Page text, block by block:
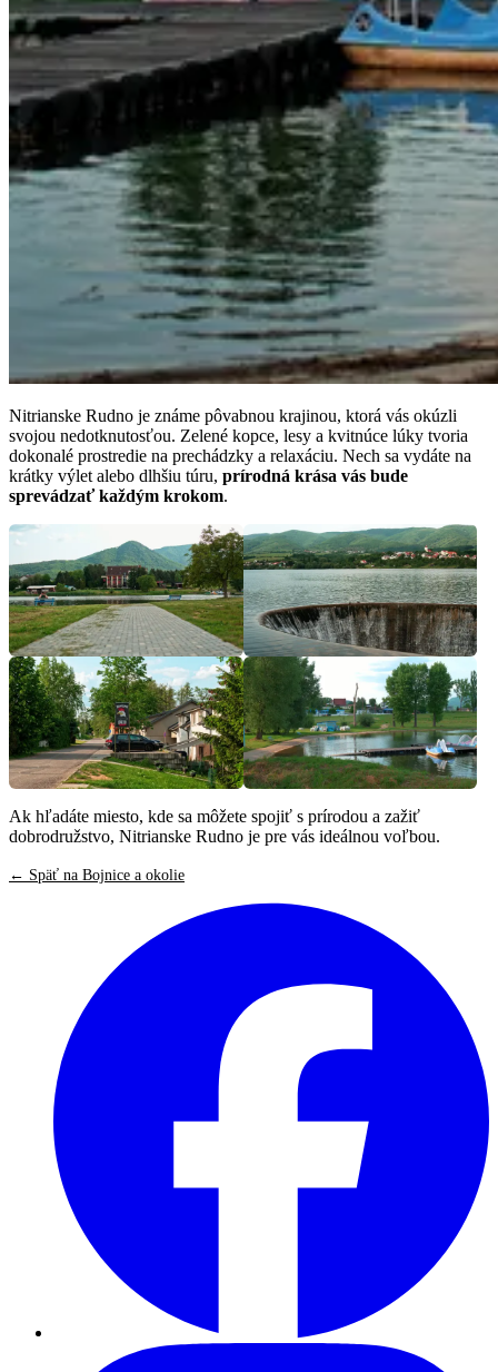
Nitrianske Rudno je známe pôvabnou krajinou, ktorá vás okúzli
svojou nedotknutosťou. Zelené kopce, lesy a kvitnúce lúky tvoria
dokonalé prostredie na prechádzky a relaxáciu. Nech sa vydáte na
krátky výlet alebo dlhšiu túru, prírodná krása vás bude
sprevádzať každým krokom.
Ak hľadáte miesto, kde sa môžete spojiť s prírodou a zažiť
dobrodružstvo, Nitrianske Rudno je pre vás ideálnou voľbou.
← Späť na Bojnice a okolie